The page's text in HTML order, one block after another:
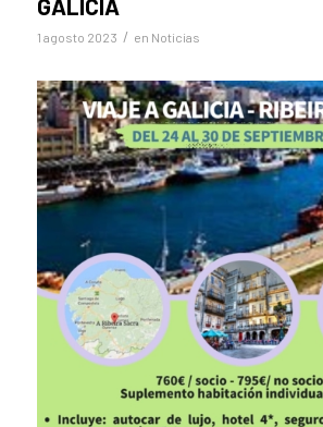
GALICIA
1 agosto 2023 / en Noticias